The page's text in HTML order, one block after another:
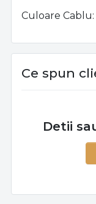
Culoare
Ce spun
Detii